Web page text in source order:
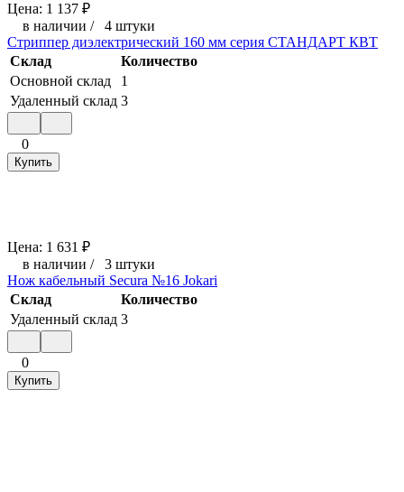
Цена: 1 137 ₽
в наличии / 4 штуки
Стриппер диэлектрический 160 мм серия СТАНДАРТ КВТ
Склад
Количество
Основной склад
1
Удаленный склад 3
0
Купить
Цена: 1 631 ₽
в наличии / 3 штуки
Нож кабельный Secura №16 Jokari
Склад
Количество
Удаленный склад 3
0
Купить